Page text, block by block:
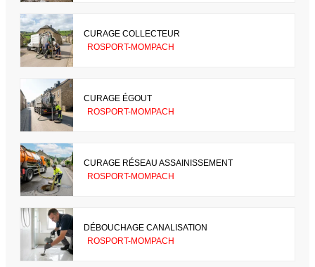
CURAGE COLLECTEUR
ROSPORT-MOMPACH
CURAGE ÉGOUT
ROSPORT-MOMPACH
CURAGE RÉSEAU ASSAINISSEMENT
ROSPORT-MOMPACH
DÉBOUCHAGE CANALISATION
ROSPORT-MOMPACH